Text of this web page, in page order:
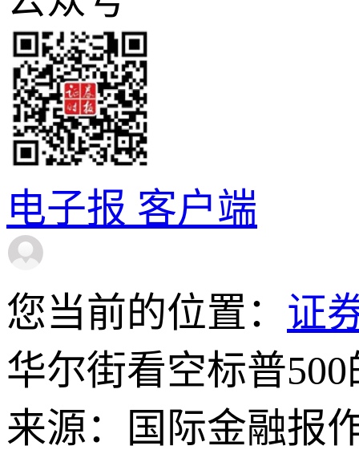
电子报 客户端
您当前的位置： 证
华尔街看空标普
来源：国际金融报